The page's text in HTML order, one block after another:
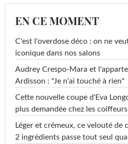
EN CE MOMENT
C'est l'overdose déco : on ne
iconique dans nos salons
Audrey Crespo-Mara et
Ardisson : "Je n'ai touché à rien"
Cette nouvelle coupe d'Eva
plus demandée chez les
Léger et crémeux, ce velouté de
2 ingrédients passe tout seul